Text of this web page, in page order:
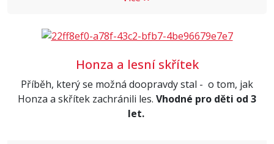
Honza a lesní skřítek
Příběh, který se možná doopravdy stal - o tom, jak
Honza a skřítek zachránili les. Vhodné pro děti od 3
let.